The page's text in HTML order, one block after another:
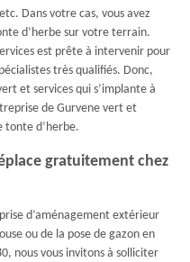
Dans votre cas, vous avez
d’herbe sur votre terrain.
est prête à intervenir pour
très qualifiés. Donc,
et services qui s’implante à
de Gurvene vert et
tonte d’herbe.
gratuitement chez
d’aménagement extérieur
ou de la pose de gazon en
nous vous invitons à solliciter